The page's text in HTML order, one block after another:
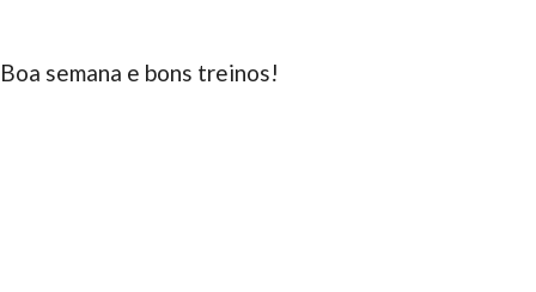
Boa semana e bons treinos!